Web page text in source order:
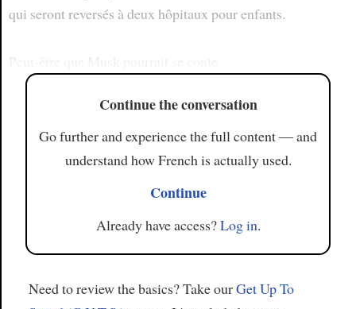
qui seront reversés à deux hôpitaux pour enfants.
Continue the conversation
Go further and experience the full content — and
understand how French is actually used.
Continue
Already have access?Log in.
Need to review the basics? Take ourGet Up To